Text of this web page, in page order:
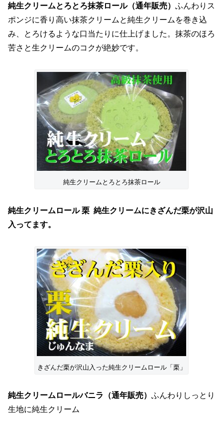
純生クリームとろとろ抹茶ロール（通年販売） ふんわりス
ポンジに香り高い抹茶クリームと純生クリームを巻き込
み、とろけるような口当たりに仕上げました。抹茶のほろ
苦さと生クリームのコクが絶妙です。
純生クリームとろとろ抹茶ロール
純生クリームロール 栗 純生クリームにきざんだ栗が沢山
入ってます。
きざんだ栗が沢山入った純生クリームロール「栗」
純生クリームロールバニラ（通年販売） ふんわりしっとり
生地に純生クリーム